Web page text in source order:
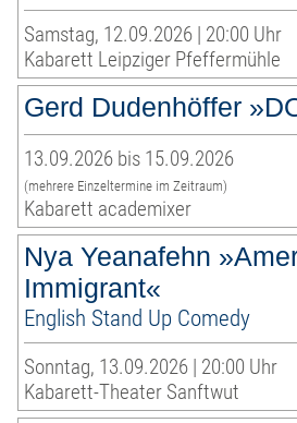
Samstag, 12.09.2026 | 20:00 Uhr
Kabarett Leipziger Pfeffermühle
Gerd Dudenhöffer
13.09.2026 bis 15.09.2026
(mehrere Einzeltermine im Zeitraum)
Kabarett academixer
Nya Yeanafehn
Immigrant«
English Stand Up Comedy
Sonntag, 13.09.2026 | 20:00 Uhr
Kabarett-Theater Sanftwut